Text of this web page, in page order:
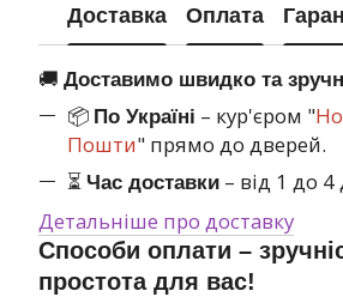
Доставка Оплата
🚚 Доставимо швидко та
📦 По Україні – кур'єром "
Пошти" прямо до дверей.
⏳ Час доставки – від 1 до 4
Детальніше про доставку
Способи оплати –
простота для вас!